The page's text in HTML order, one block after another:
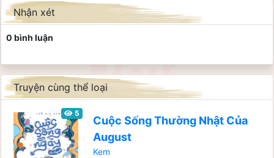
Nhận xét
0 bình luận
Truyện cùng thể loại
5
Cuộc Sống Thường Nhật Của
August
Kem